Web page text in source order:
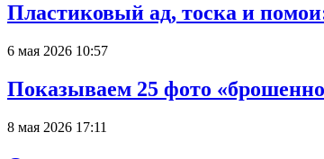
Пластиковый ад, тоска и
6 мая 2026 10:57
Показываем 25 фото
8 мая 2026 17:11